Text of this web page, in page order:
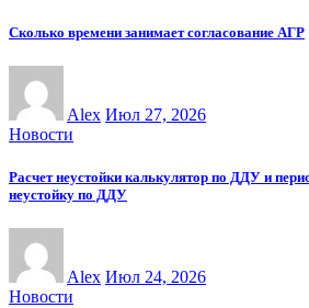
Сколько времени занимает согласование АГР
Alex Июл 27, 2026
Новости
Расчет неустойки калькулятор по ДДУ и
неустойку по ДДУ
Alex Июл 24, 2026
Новости